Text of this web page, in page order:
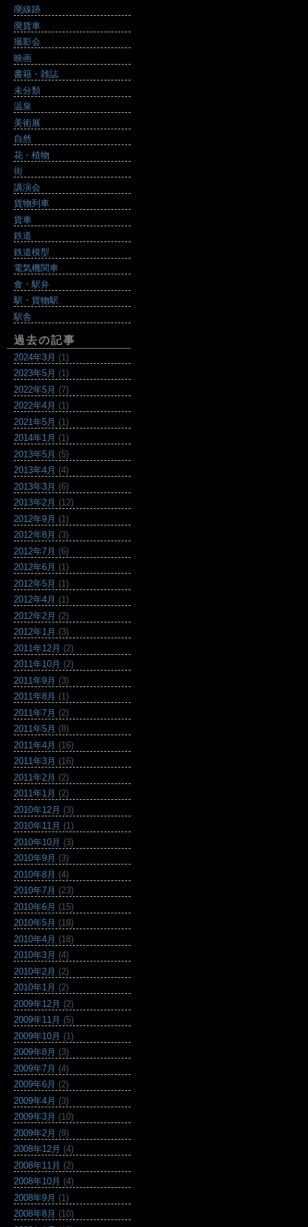
廃線跡
廃貨車
撮影会
映画
書籍・雑誌
未分類
温泉
美術展
自然
花・植物
街
講演会
貨物列車
貨車
鉄道
鉄道模型
電気機関車
食・駅弁
駅・貨物駅
駅舎
過去の記事
2024年3月 (1)
2023年5月 (1)
2022年5月 (7)
2022年4月 (1)
2021年5月 (1)
2014年1月 (1)
2013年5月 (5)
2013年4月 (4)
2013年3月 (6)
2013年2月 (12)
2012年9月 (1)
2012年8月 (3)
2012年7月 (6)
2012年6月 (1)
2012年5月 (1)
2012年4月 (1)
2012年2月 (2)
2012年1月 (3)
2011年12月 (2)
2011年10月 (2)
2011年9月 (3)
2011年8月 (1)
2011年7月 (2)
2011年5月 (8)
2011年4月 (16)
2011年3月 (16)
2011年2月 (2)
2011年1月 (2)
2010年12月 (3)
2010年11月 (1)
2010年10月 (3)
2010年9月 (3)
2010年8月 (4)
2010年7月 (23)
2010年6月 (15)
2010年5月 (18)
2010年4月 (18)
2010年3月 (4)
2010年2月 (2)
2010年1月 (2)
2009年12月 (2)
2009年11月 (5)
2009年10月 (1)
2009年8月 (3)
2009年7月 (4)
2009年6月 (2)
2009年4月 (3)
2009年3月 (10)
2009年2月 (9)
2008年12月 (4)
2008年11月 (2)
2008年10月 (4)
2008年9月 (1)
2008年8月 (10)